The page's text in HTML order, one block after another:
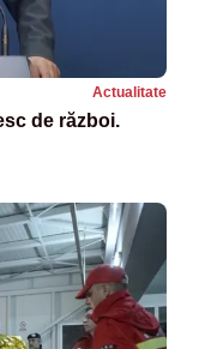
Actualitate
de război.